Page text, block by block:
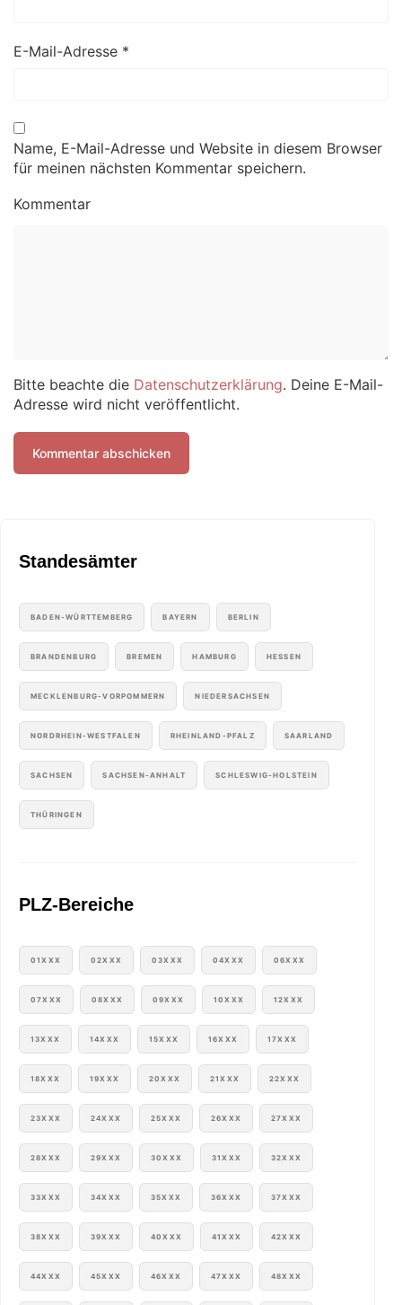
E-Mail-Adresse *
Name, E-Mail-Adresse und Website in diesem Browser
für meinen nächsten Kommentar speichern.
Kommentar
Bitte beachte die Datenschutzerklärung. Deine E-Mail-
Adresse wird nicht veröffentlicht.
Standesämter
BADEN-WÜRTTEMBERG BAYERN BERLIN
BRANDENBURG BREMEN HAMBURG HESSEN
MECKLENBURG-VORPOMMERN NIEDERSACHSEN
NORDRHEIN-WESTFALEN RHEINLAND-PFALZ SAARLAND
SACHSEN SACHSEN-ANHALT SCHLESWIG-HOLSTEIN
THÜRINGEN
PLZ-Bereiche
01XXX 02XXX 03XXX 04XXX 06XXX
07XXX 08XXX 09XXX 10XXX 12XXX
13XXX 14XXX 15XXX 16XXX 17XXX
18XXX 19XXX 20XXX 21XXX 22XXX
23XXX 24XXX 25XXX 26XXX 27XXX
28XXX 29XXX 30XXX 31XXX 32XXX
33XXX 34XXX 35XXX 36XXX 37XXX
38XXX 39XXX 40XXX 41XXX 42XXX
44XXX 45XXX 46XXX 47XXX 48XXX